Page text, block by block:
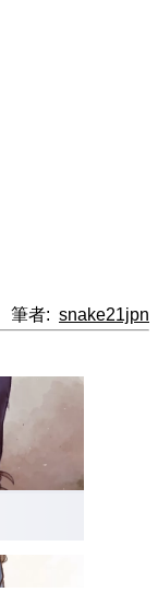
筆者: snake21jpn